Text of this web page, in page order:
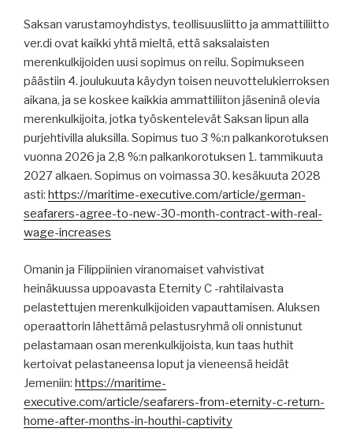
Saksan varustamoyhdistys, teollisuusliitto ja ammattiliitto
ver.di ovat kaikki yhtä mieltä, että saksalaisten
merenkulkijoiden uusi sopimus on reilu. Sopimukseen
päästiin 4. joulukuuta käydyn toisen neuvottelukierroksen
aikana, ja se koskee kaikkia ammattiliiton jäseninä olevia
merenkulkijoita, jotka työskentelevät Saksan lipun alla
purjehtivilla aluksilla. Sopimus tuo 3 %:n palkankorotuksen
vuonna 2026 ja 2,8 %:n palkankorotuksen 1. tammikuuta
2027 alkaen. Sopimus on voimassa 30. kesäkuuta 2028
asti: https://maritime-executive.com/article/german-
seafarers-agree-to-new-30-month-contract-with-real-
wage-increases
Omanin ja Filippiinien viranomaiset vahvistivat
heinäkuussa uppoavasta Eternity C -rahtilaivasta
pelastettujen merenkulkijoiden vapauttamisen. Aluksen
operaattorin lähettämä pelastusryhmä oli onnistunut
pelastamaan osan merenkulkijoista, kun taas huthit
kertoivat pelastaneensa loput ja vieneensä heidät
Jemeniin: https://maritime-
executive.com/article/seafarers-from-eternity-c-return-
home-after-months-in-houthi-captivity